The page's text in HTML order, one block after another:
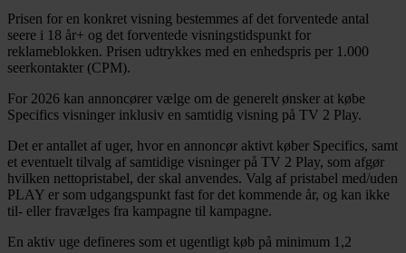
Prisen for en konkret visning bestemmes af det forventede antal
seere i 18 år+ og det forventede visningstidspunkt for
reklameblokken. Prisen udtrykkes med en enhedspris per 1.000
seerkontakter (CPM).
For 2026 kan annoncører vælge om de generelt ønsker at købe
Specifics visninger inklusiv en samtidig visning på TV 2 Play.
Det er antallet af uger, hvor en annoncør aktivt køber Specifics, samt
et eventuelt tilvalg af samtidige visninger på TV 2 Play, som afgør
hvilken nettopristabel, der skal anvendes. Valg af pristabel med/uden
PLAY er som udgangspunkt fast for det kommende år, og kan ikke
til- eller fravælges fra kampagne til kampagne.
En aktiv uge defineres som et ugentligt køb på minimum 1,2